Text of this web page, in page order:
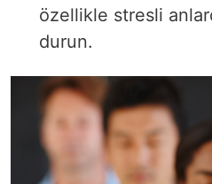
özellikle stresli
durun.